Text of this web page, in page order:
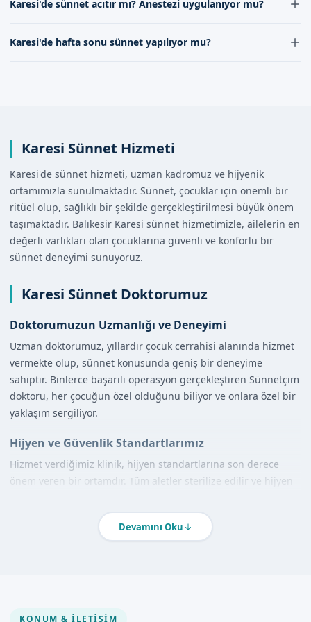
randevu formumuzu doldurabilirsiniz.
Karesi'de sünnet acıtır mı? Anestezi uygulanıyor mu?
hissetmemesi için lokal anestezi uygulanmaktadır.
Karesi'de hafta sonu sünnet yapılıyor mu?
Karesi Sünnet Hizmeti
Karesi'de sünnet hizmeti, uzman kadromuz ve hijyenik
ortamımızla sunulmaktadır. Sünnet, çocuklar için önemli bir
ritüel olup, sağlıklı bir şekilde gerçekleştirilmesi büyük önem
taşımaktadır. Balıkesir Karesi sünnet hizmetimizle, ailelerin en
değerli varlıkları olan çocuklarına güvenli ve konforlu bir
sünnet deneyimi sunuyoruz.
Karesi Sünnet Doktorumuz
Doktorumuzun Uzmanlığı ve Deneyimi
Uzman doktorumuz, yıllardır çocuk cerrahisi alanında hizmet
vermekte olup, sünnet konusunda geniş bir deneyime
sahiptir. Binlerce başarılı operasyon gerçekleştiren Sünnetçim
doktoru, her çocuğun özel olduğunu biliyor ve onlara özel bir
yaklaşım sergiliyor.
Hijyen ve Güvenlik Standartlarımız
Hizmet verdiğimiz klinik, hijyen standartlarına son derece
önem veren bir ortamdır. Tüm aletler sterilize edilir ve hijyen
çocukların sağlığı önceliğimizdir.
Devamını Oku
KONUM & İLETIŞIM